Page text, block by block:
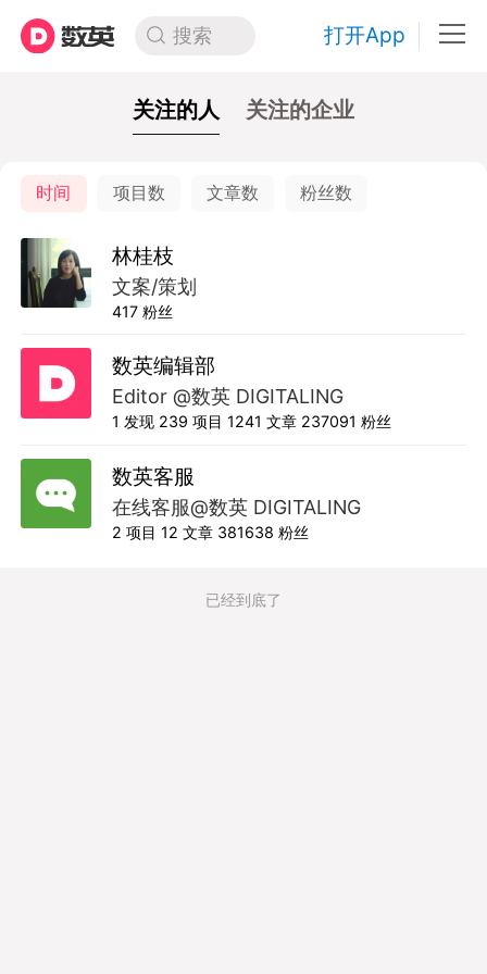
搜索 打开App
关注的人 关注的企业
时间 项目数 文章数 粉丝数
林桂枝
文案/策划
417粉丝
数英编辑部
Editor @数英 DIGITALING
1 发现 239 项目 1241 文章 237091 粉丝
数英客服
在线客服@数英 DIGITALING
2 项目 12 文章 381638 粉丝
已经到底了